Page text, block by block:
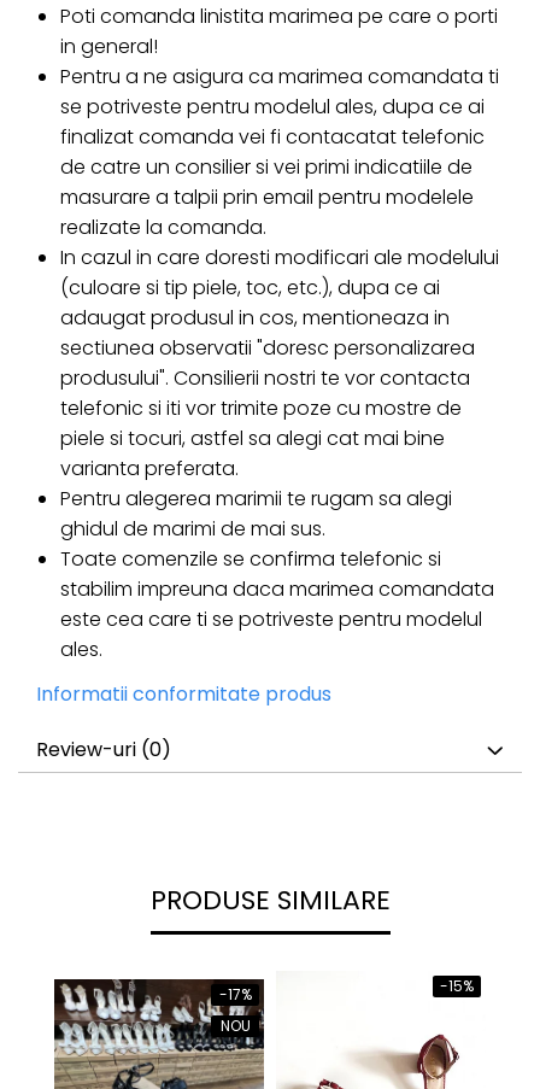
Poti comanda linistita marimea pe care o porti
in general!
Pentru a ne asigura ca marimea comandata ti
se potriveste pentru modelul ales, dupa ce ai
finalizat comanda vei fi contacatat telefonic
de catre un consilier si vei primi indicatiile de
masurare a talpii prin email pentru modelele
realizate la comanda.
In cazul in care doresti modificari ale modelului
(culoare si tip piele, toc, etc.), dupa ce ai
adaugat produsul in cos, mentioneaza in
sectiunea observatii "doresc personalizarea
produsului". Consilierii nostri te vor contacta
telefonic si iti vor trimite poze cu mostre de
piele si tocuri, astfel sa alegi cat mai bine
varianta preferata.
Pentru alegerea marimii te rugam sa alegi
ghidul de marimi de mai sus.
Toate comenzile se confirma telefonic si
stabilim impreuna daca marimea comandata
este cea care ti se potriveste pentru modelul
ales.
Informatii conformitate produs
Review-uri (0)
PRODUSE SIMILARE
-17%
NOU
-15%